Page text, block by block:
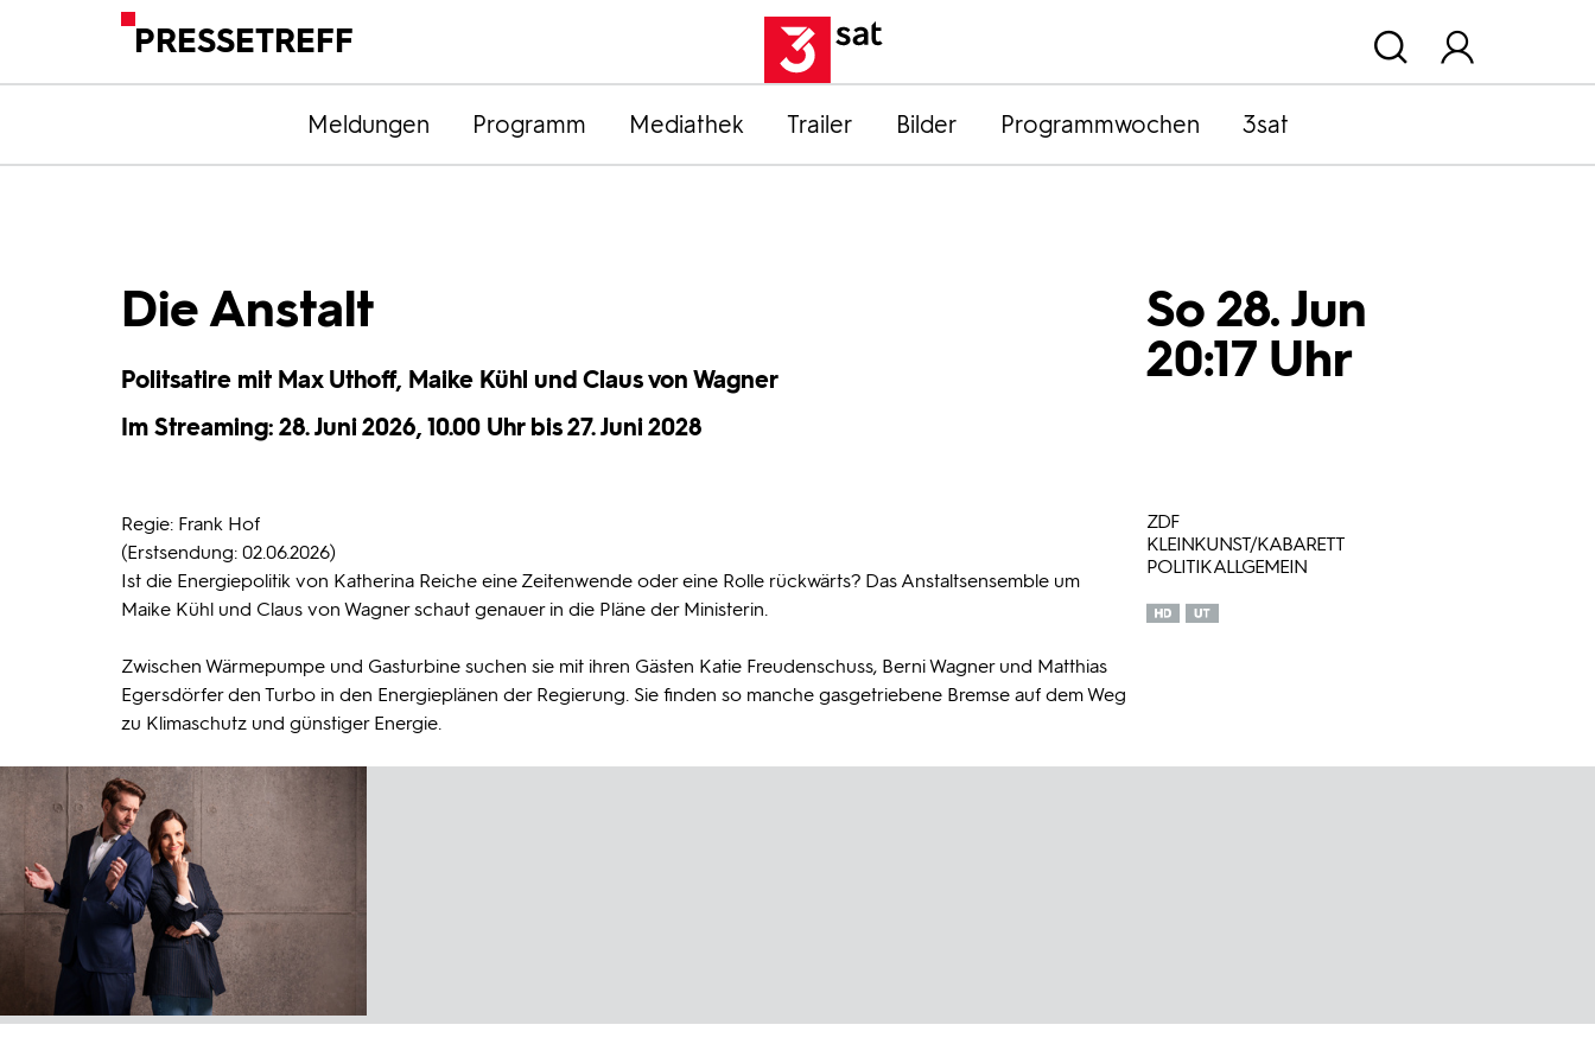
PRESSETREFF
Meldungen Programm Mediathek Trailer Bilder Programmwochen 3sat
Die Anstalt
Politsatire mit Max Uthoff, Maike Kühl und Claus von Wagner
Im Streaming: 28. Juni 2026, 10.00 Uhr bis 27. Juni 2028
So 28. Jun
20:17 Uhr
Regie: Frank Hof
(Erstsendung: 02.06.2026)
Ist die Energiepolitik von Katherina Reiche eine Zeitenwende oder eine Rolle rückwärts? Das Anstaltsensemble um
Maike Kühl und Claus von Wagner schaut genauer in die Pläne der Ministerin.
Zwischen Wärmepumpe und Gasturbine suchen sie mit ihren Gästen Katie Freudenschuss, Berni Wagner und Matthias
Egersdörfer den Turbo in den Energieplänen der Regierung. Sie finden so manche gasgetriebene Bremse auf dem Weg
zu Klimaschutz und günstiger Energie.
ZDF
KLEINKUNST/KABARETT
POLITIK ALLGEMEIN